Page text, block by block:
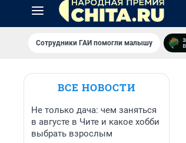
Сотрудники ГАИ помогли малышу
ВСЕ НОВОСТИ
Не только дача: чем заняться
в августе в Чите и какое хобби
выбрать взрослым